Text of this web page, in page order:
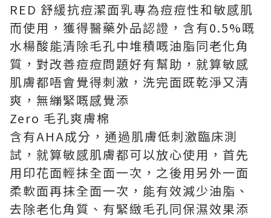
RED 舒緩抗痘潔面乳專為痘痘性和敏感肌
而使用，獲得醫藥外品認證，含有0.5%嘅
水楊酸能清除毛孔中堆積嘅油脂同老化角
質，對改善痘痘問題好有幫助，就算敏感
肌膚都唔會覺得刺激，洗完面既乾淨又清
爽，無繃緊嘅感覺添
Zero 毛孔爽膚棉
含有AHA成分，通過肌膚低刺激臨床測
試，就算敏感肌膚都可以放心使用，首先
用印花面輕抹全面一次，之後用另外一面
柔軟面再抹全面一次，能有效減少油脂、
去除老化角質、有緊緻毛孔同保濕效果添